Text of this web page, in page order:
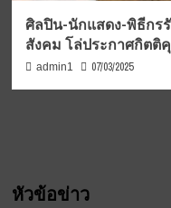
ศิลปิน-นักแสดง-พิธีกร
สังคม โล่ประกาศกิต
admin1 07/03/2025
หัวข้อข่าว